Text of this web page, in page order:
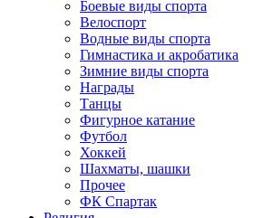
Боевые виды спорта
Велоспорт
Водные виды спорта
Гимнастика и акробатика
Зимние виды спорта
Награды
Танцы
Фигурное катание
Футбол
Хоккей
Шахматы, шашки
Прочее
ФК Спартак